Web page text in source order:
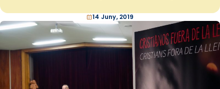
14 Juny, 2019